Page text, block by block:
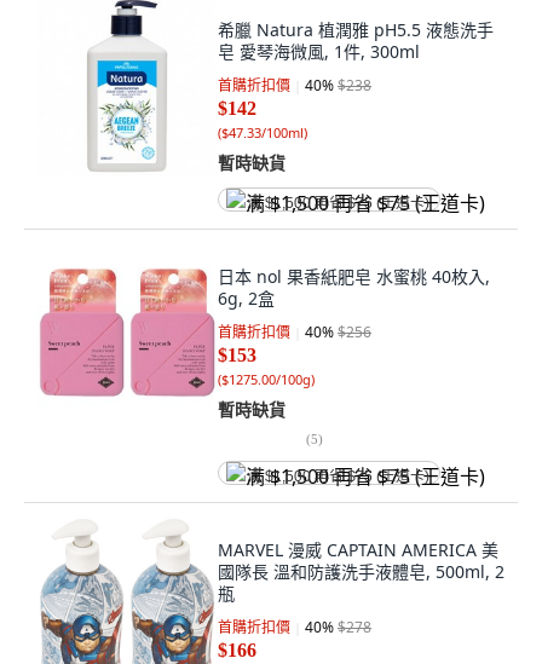
希臘 Natura 植潤雅 pH5.5 液態洗手
皂 愛琴海微風, 1件, 300ml
首購折扣價 40%$238
$142
($47.33/100ml)
暫時缺貨
满 $1,500 再省 $75 (王道卡)
日本 nol 果香紙肥皂 水蜜桃 40枚入,
6g, 2盒
首購折扣價 40%$256
$153
($1275.00/100g)
暫時缺貨
(5)
满 $1,500 再省 $75 (王道卡)
MARVEL 漫威 CAPTAIN AMERICA 美
國隊長 溫和防護洗手液體皂, 500ml, 2
瓶
首購折扣價 40%$278
$166